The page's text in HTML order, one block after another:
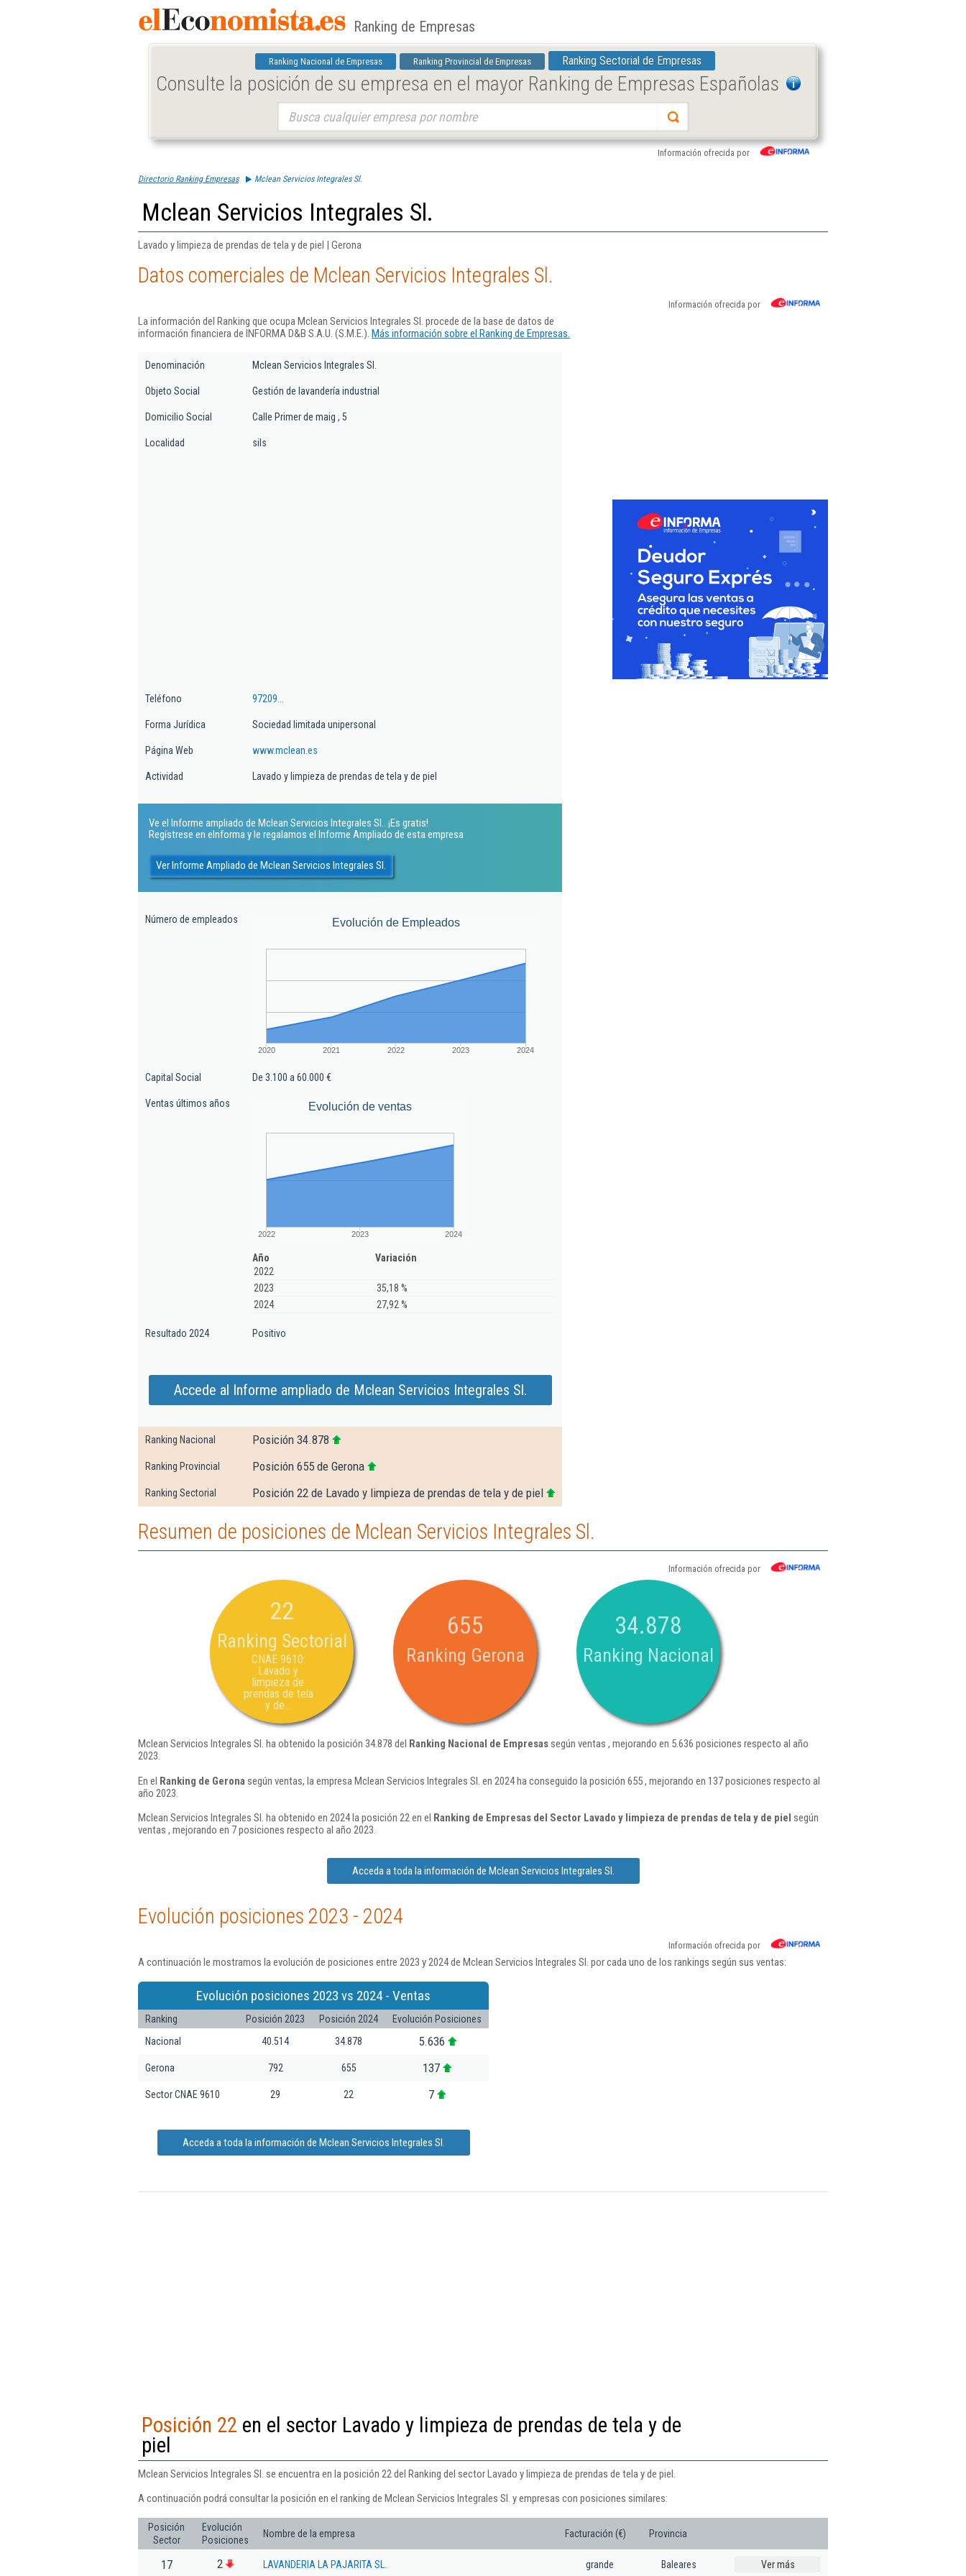
Ranking de Empresas
Ranking Nacional de Empresas Ranking Provincial de Empresas Ranking Sectorial de Empresas
Consulte la posición de su empresa en el mayor Ranking de Empresas Españolas
Información ofrecida por
Directorio Ranking Empresas Mclean Servicios Integrales Sl.
Mclean Servicios Integrales Sl.
Lavado y limpieza de prendas de tela y de piel | Gerona
Datos comerciales de Mclean Servicios Integrales Sl.
Información ofrecida por
La información del Ranking que ocupa Mclean Servicios Integrales Sl. procede de la base de datos de
información financiera de INFORMA D&B S.A.U. (S.M.E.). Más información sobre el Ranking de Empresas.
Denominación Mclean Servicios Integrales Sl.
Objeto Social Gestión de lavandería industrial
Domicilio Social Calle Primer de maig , 5
Localidad sils
Teléfono 97209...
Forma Jurídica Sociedad limitada unipersonal
Página Web www.mclean.es
Actividad Lavado y limpieza de prendas de tela y de piel
Ve el Informe ampliado de Mclean Servicios Integrales Sl.. ¡Es gratis!
Regístrese en eInforma y le regalamos el Informe Ampliado de esta empresa
Ver Informe Ampliado de Mclean Servicios Integrales Sl.
Número de empleados Evolución de Empleados
2020 2021 2022 2023 2024
Capital Social De 3.100 a 60.000 €
Ventas últimos años Evolución de ventas
2022 2023 2024
Año
Variación
2022
2023
35,18 %
2024
27,92 %
Resultado 2024 Positivo
Accede al Informe ampliado de Mclean Servicios Integrales Sl.
Ranking Nacional Posición 34.878
Ranking Provincial Posición 655 de Gerona
Ranking Sectorial Posición 22 de Lavado y limpieza de prendas de tela y de piel
Resumen de posiciones de Mclean Servicios Integrales Sl.
Información ofrecida por
22
Ranking Sectorial
CNAE 9610:
Lavado y
limpieza de
prendas de tela
y de...
655
Ranking Gerona
34.878
Ranking Nacional
Mclean Servicios Integrales Sl. ha obtenido la posición 34.878 del Ranking Nacional de Empresassegún ventas , mejorando en 5.636 posiciones respecto al año
2023.
En el Ranking de Gerona según ventas, la empresa Mclean Servicios Integrales Sl. en 2024 ha conseguido la posición 655 , mejorando en 137 posiciones respecto al
año 2023.
Mclean Servicios Integrales Sl. ha obtenido en 2024 la posición 22 en el Ranking de Empresas del Sector Lavado y limpieza de prendas de tela y de piel según
ventas , mejorando en 7 posiciones respecto al año 2023.
Acceda a toda la información de Mclean Servicios Integrales Sl.
Evolución posiciones 2023 - 2024
Información ofrecida por
A continuación le mostramos la evolución de posiciones entre 2023 y 2024 de Mclean Servicios Integrales Sl. por cada uno de los rankings según sus ventas:
Evolución posiciones 2023 vs 2024 - Ventas
Ranking Posición 2023 Posición 2024
Evolución Posiciones
Nacional
40.514 34.878 5.636
Gerona 792 655 137
Sector CNAE 9610 29 22 7
Acceda a toda la información de Mclean Servicios Integrales Sl.
Posición 22 en el sector Lavado y limpieza de prendas de tela y de
piel
Mclean Servicios Integrales Sl. se encuentra en la posición 22 del Ranking del sector Lavado y limpieza de prendas de tela y de piel.
A continuación podrá consultar la posición en el ranking de Mclean Servicios Integrales Sl. y empresas con posiciones similares:
Posición
Sector
Evolución
Posiciones
Nombre de la empresa Facturación (€) Provincia
17 2 LAVANDERIA LA PAJARITA SL. grande Baleares Ver más